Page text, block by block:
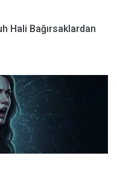
Hali Bağırsaklardan